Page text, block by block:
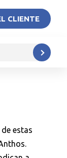
CLIENTE
estas